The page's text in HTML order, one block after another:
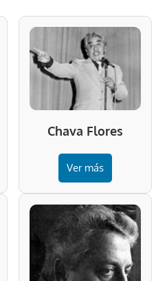
Chava Flores
Ver más